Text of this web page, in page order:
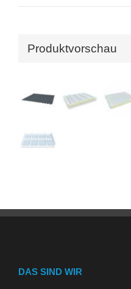
Produktvorschau
DAS SIND WIR